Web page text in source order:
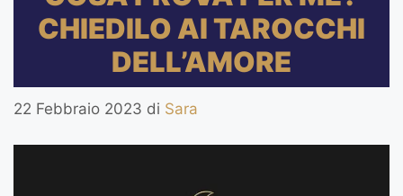
CHIEDILO AI TAROCCHI
DELL’AMORE
22 Febbraio 2023 di Sara